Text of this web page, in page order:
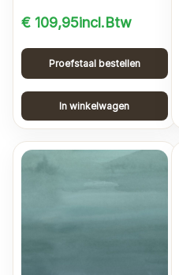
€ 109,95incl.Btw
Proefstaal bestellen
In winkelwagen